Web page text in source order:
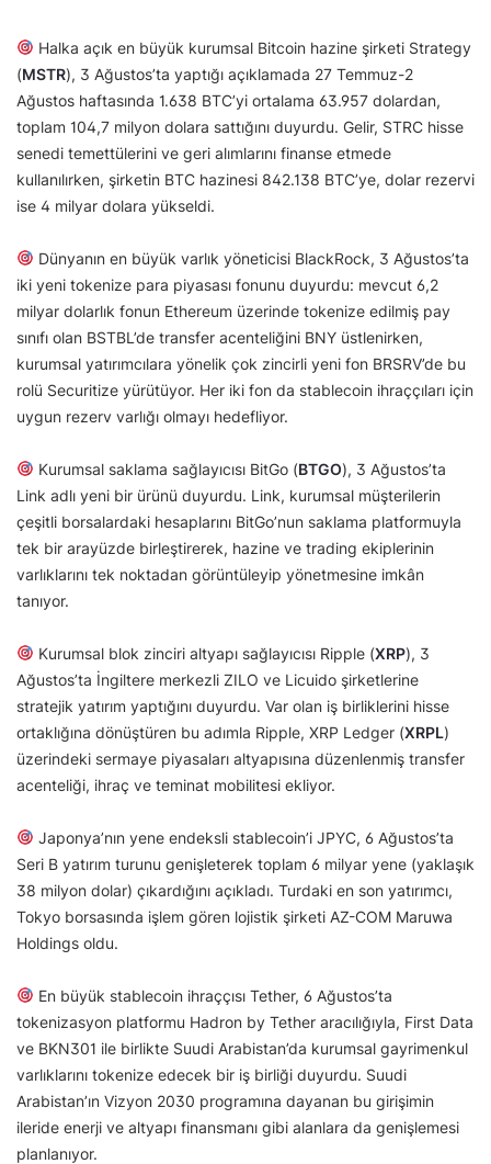
Halka açık en büyük kurumsal Bitcoin hazine şirketi Strategy
(MSTR), 3 Ağustos’ta yaptığı açıklamada 27 Temmuz-2
Ağustos haftasında 1.638 BTC’yi ortalama 63.957 dolardan,
toplam 104,7 milyon dolara sattığını duyurdu. Gelir, STRC hisse
senedi temettülerini ve geri alımlarını finanse etmede
kullanılırken, şirketin BTC hazinesi 842.138 BTC’ye, dolar rezervi
ise 4 milyar dolara yükseldi.
Dünyanın en büyük varlık yöneticisi BlackRock, 3 Ağustos’ta
iki yeni tokenize para piyasası fonunu duyurdu: mevcut 6,2
milyar dolarlık fonun Ethereum üzerinde tokenize edilmiş pay
sınıfı olan BSTBL’de transfer acenteliğini BNY üstlenirken,
kurumsal yatırımcılara yönelik çok zincirli yeni fon BRSRV’de bu
rolü Securitize yürütüyor. Her iki fon da stablecoin ihraççıları için
uygun rezerv varlığı olmayı hedefliyor.
Kurumsal saklama sağlayıcısı BitGo (BTGO), 3 Ağustos’ta
Link adlı yeni bir ürünü duyurdu. Link, kurumsal müşterilerin
çeşitli borsalardaki hesaplarını BitGo’nun saklama platformuyla
tek bir arayüzde birleştirerek, hazine ve trading ekiplerinin
varlıklarını tek noktadan görüntüleyip yönetmesine imkân
tanıyor.
Kurumsal blok zinciri altyapı sağlayıcısı Ripple (XRP), 3
Ağustos’ta İngiltere merkezli ZILO ve Licuido şirketlerine
stratejik yatırım yaptığını duyurdu. Var olan iş birliklerini hisse
ortaklığına dönüştüren bu adımla Ripple, XRP Ledger (XRPL)
üzerindeki sermaye piyasaları altyapısına düzenlenmiş transfer
acenteliği, ihraç ve teminat mobilitesi ekliyor.
Japonya’nın yene endeksli stablecoin’i JPYC, 6 Ağustos’ta
Seri B yatırım turunu genişleterek toplam 6 milyar yene (yaklaşık
38 milyon dolar) çıkardığını açıkladı. Turdaki en son yatırımcı,
Tokyo borsasında işlem gören lojistik şirketi AZ-COM Maruwa
Holdings oldu.
En büyük stablecoin ihraççısı Tether, 6 Ağustos’ta
tokenizasyon platformu Hadron by Tether aracılığıyla, First Data
ve BKN301 ile birlikte Suudi Arabistan’da kurumsal gayrimenkul
varlıklarını tokenize edecek bir iş birliği duyurdu. Suudi
Arabistan’ın Vizyon 2030 programına dayanan bu girişimin
ileride enerji ve altyapı finansmanı gibi alanlara da genişlemesi
planlanıyor.